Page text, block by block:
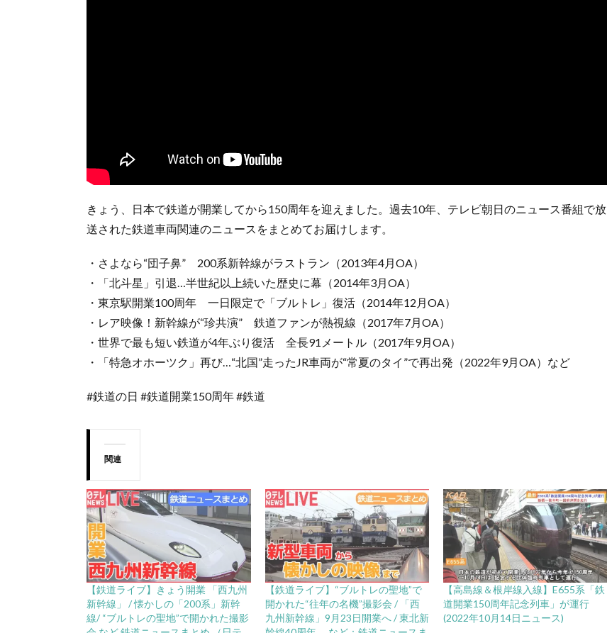
きょう、日本で鉄道が開業してから150周年を迎えました。過去10年、テレビ朝日のニュース番組で放
送された鉄道車両関連のニュースをまとめてお届けします。
・さよなら“団子鼻” 200系新幹線がラストラン（2013年4月OA）
・「北斗星」引退…半世紀以上続いた歴史に幕（2014年3月OA）
・東京駅開業100周年 一日限定で「ブルトレ」復活（2014年12月OA）
・レア映像！新幹線が“珍共演” 鉄道ファンが熱視線（2017年7月OA）
・世界で最も短い鉄道が4年ぶり復活 全長91メートル（2017年9月OA）
・「特急オホーツク」再び…“北国”走ったJR車両が“常夏のタイ”で再出発（2022年9月OA）など
#鉄道の日 #鉄道開業150周年 #鉄道
関連
【鉄道ライブ】きょう開業 「西九州
新幹線」 / 懐かしの「200系」新幹
線/ “ブルトレの聖地”で開かれた撮影
【鉄道ライブ】“ブルトレの聖地”で
開かれた“往年の名機”撮影会 / 「西
九州新幹線」9月23日開業へ / 東北新
【高島線＆根岸線入線】E655系「鉄
道開業150周年記念列車」が運行
(2022年10月14日ニュース)